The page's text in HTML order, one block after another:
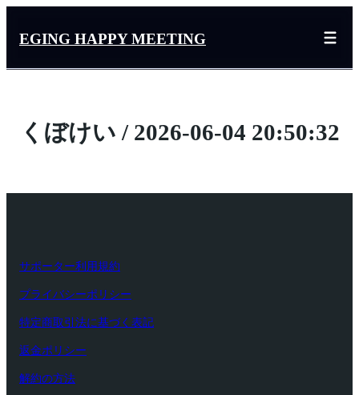
ス
EGING HAPPY MEETING
くぼけい / 2026-06-04 20:50:32
サポーター利用規約
プライバシーポリシー
特定商取引法に基づく表記
返金ポリシー
解約の方法